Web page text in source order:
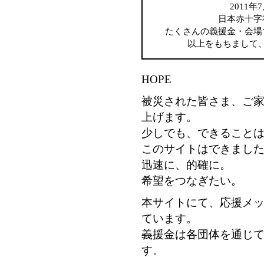
2011年
日本赤十
たくさんの義援金・会
以上をもちまして
HOPE
被災された皆さま、ご
上げます。
少しでも、できること
このサイトはできまし
迅速に、的確に。
希望をつなぎたい。
本サイトにて、応援メ
ています。
義援金は各団体を通じ
す。